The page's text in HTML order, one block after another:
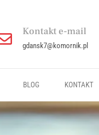
Kontakt e-mail
gdansk7@komornik.pl
BLOG KONTAKT